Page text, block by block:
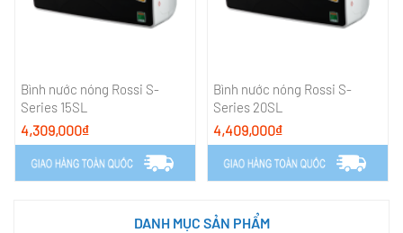
Bình nước nóng Rossi S-
Series 15SL
4,309,000₫
Bình nước nóng Rossi S-
Series 20SL
4,409,000₫
DANH MỤC SẢN PHẨM